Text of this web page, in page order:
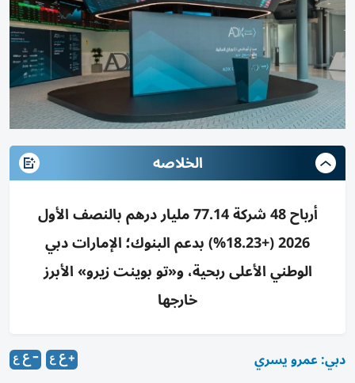
الخلاصه
أرباح 48 شركة 77.14 مليار درهم بالنصف الأول
2026 (+18.23%) بدعم البنوك؛ الإمارات دبي
الوطني الأعلى ربحية، و«تو بوينت زيرو» الأبرز
خارجها
دبي: عمرو يسري